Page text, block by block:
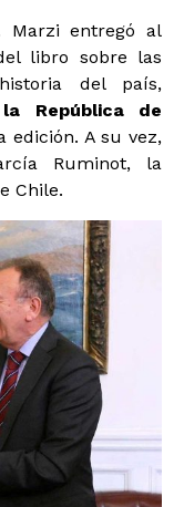
entregó al
libro sobre las
del país,
República de
edición. A su vez,
Ruminot, la
Chile.